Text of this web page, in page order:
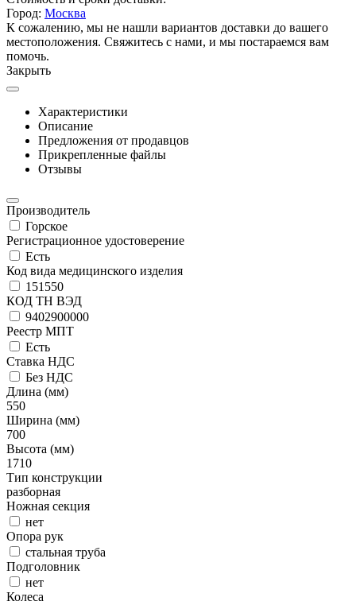
Город: Москва
К сожалению, мы не нашли вариантов доставки до вашего
местоположения. Свяжитесь с нами, и мы постараемся вам
помочь.
Закрыть
Характеристики
Описание
Предложения от продавцов
Прикрепленные файлы
Отзывы
Производитель
Горское
Регистрационное удостоверение
Есть
Код вида медицинского изделия
151550
КОД ТН ВЭД
9402900000
Реестр МПТ
Есть
Ставка НДС
Без НДС
Длина (мм)
550
Ширина (мм)
700
Высота (мм)
1710
Тип конструкции
разборная
Ножная секция
нет
Опора рук
стальная труба
Подголовник
нет
Колеса